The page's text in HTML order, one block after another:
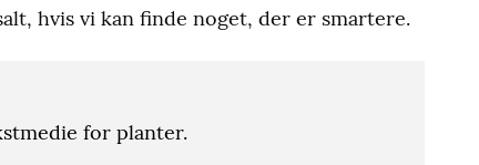
hvis vi kan finde noget, der er smartere.
for planter.